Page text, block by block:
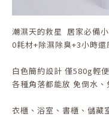
潮濕天的救星 居家必備小
0耗材+除濕除臭+3小時還
白色簡約設計 僅580g輕
各種角落都能放 免倒水
衣櫃、浴室、書櫃、儲藏